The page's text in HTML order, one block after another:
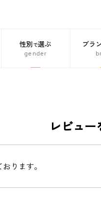
性別で選ぶ
gender
ブラ
レビュー
ります。